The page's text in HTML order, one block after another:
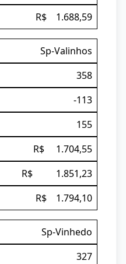
R$ 1.688,59
Sp-Valinhos
358
-113
155
R$ 1.704,55
R$ 1.851,23
R$ 1.794,10
Sp-Vinhedo
327